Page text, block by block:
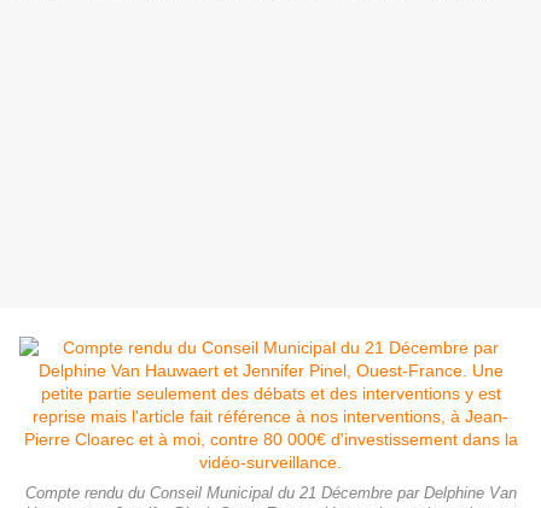
Compte rendu du Conseil Municipal du 21 Décembre par Delphine Van